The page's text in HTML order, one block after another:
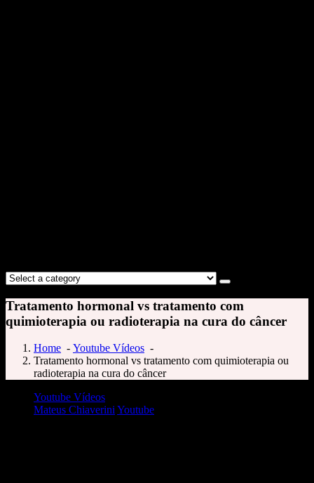
Tratamento hormonal vs tratamento com
quimioterapia ou radioterapia na cura do câncer
Home - Youtube Vídeos -
Tratamento hormonal vs tratamento com quimioterapia ou
radioterapia na cura do câncer
Youtube Vídeos
Mateus ChiaveriniYoutube